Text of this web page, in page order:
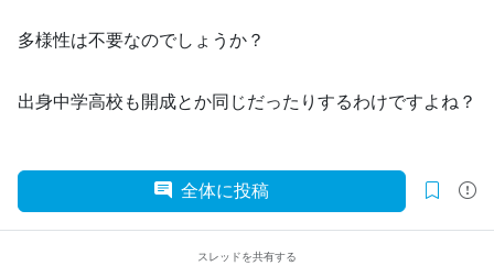
多様性は不要なのでしょうか？
出身中学高校も開成とか同じだったりするわけですよね？
全体に投稿
スレッドを共有する